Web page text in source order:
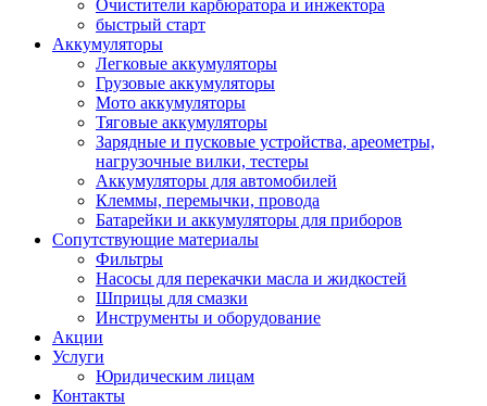
Очистители карбюратора и инжектора
быстрый старт
Аккумуляторы
Легковые аккумуляторы
Грузовые аккумуляторы
Мото аккумуляторы
Тяговые аккумуляторы
Зарядные и пусковые устройства, ареометры,
нагрузочные вилки, тестеры
Аккумуляторы для автомобилей
Клеммы, перемычки, провода
Батарейки и аккумуляторы для приборов
Сопутствующие материалы
Фильтры
Насосы для перекачки масла и жидкостей
Шприцы для смазки
Инструменты и оборудование
Акции
Услуги
Юридическим лицам
Контакты